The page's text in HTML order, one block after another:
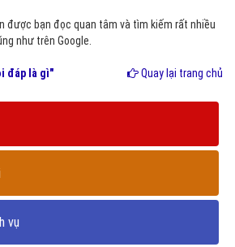
được bạn đọc quan tâm và tìm kiếm rất nhiều
như trên Google.
đáp là gì" Quay lại trang chủ
vụ